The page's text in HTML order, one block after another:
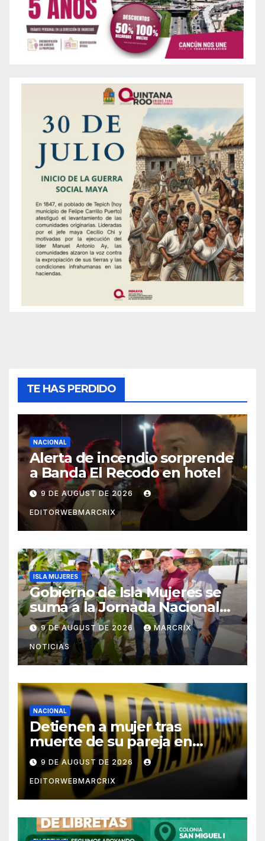
TE HAS PERDIDO
NACIONAL
Alerta de incendio sorprende
a Banda El Recodo en hotel
9 DE AUGUST DE 2026
EDITORWEBMARCRIX
ISLA MUJERES
Gobierno de Isla Mujeres se
suma a la Jornada Nacional
de Reforestación 2026
9 DE AUGUST DE 2026 MARCRIX
NOTICIAS
NACIONAL
Detienen a mujer tras
muerte de su pareja en
Saltillo
9 DE AUGUST DE 2026
EDITORWEBMARCRIX